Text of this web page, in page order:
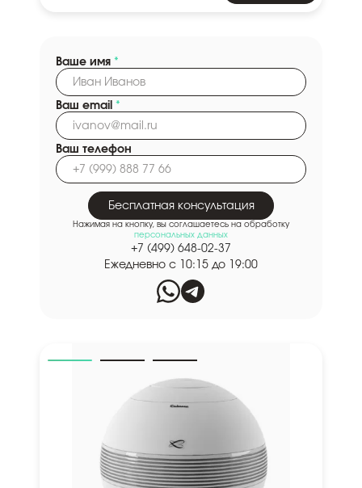
Ваше имя *
Ваш email *
Ваш телефон
Бесплатная консультация
Нажимая на кнопку, вы соглашаетесь на обработку
персональных данных
+7 (499) 648-02-37
Ежедневно с 10:15 до 19:00